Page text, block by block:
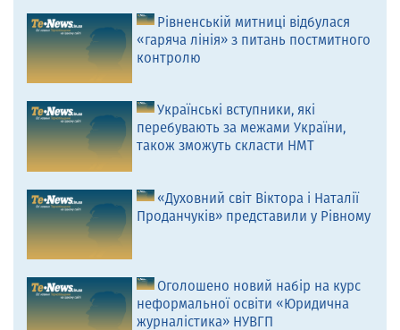
Рівненській митниці відбулася
«гаряча лінія» з питань постмитного
контролю
Українські вступники, які
перебувають за межами України,
також зможуть скласти НМТ
«Духовний світ Віктора і Наталії
Проданчуків» представили у Рівному
Оголошено новий набір на курс
неформальної освіти «Юридична
журналістика» НУВГП